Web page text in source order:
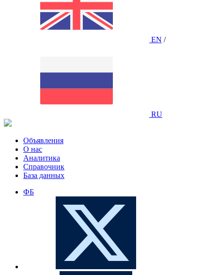
EN /
RU
Объявления
О нас
Аналитика
Справочник
База данных
ФБ